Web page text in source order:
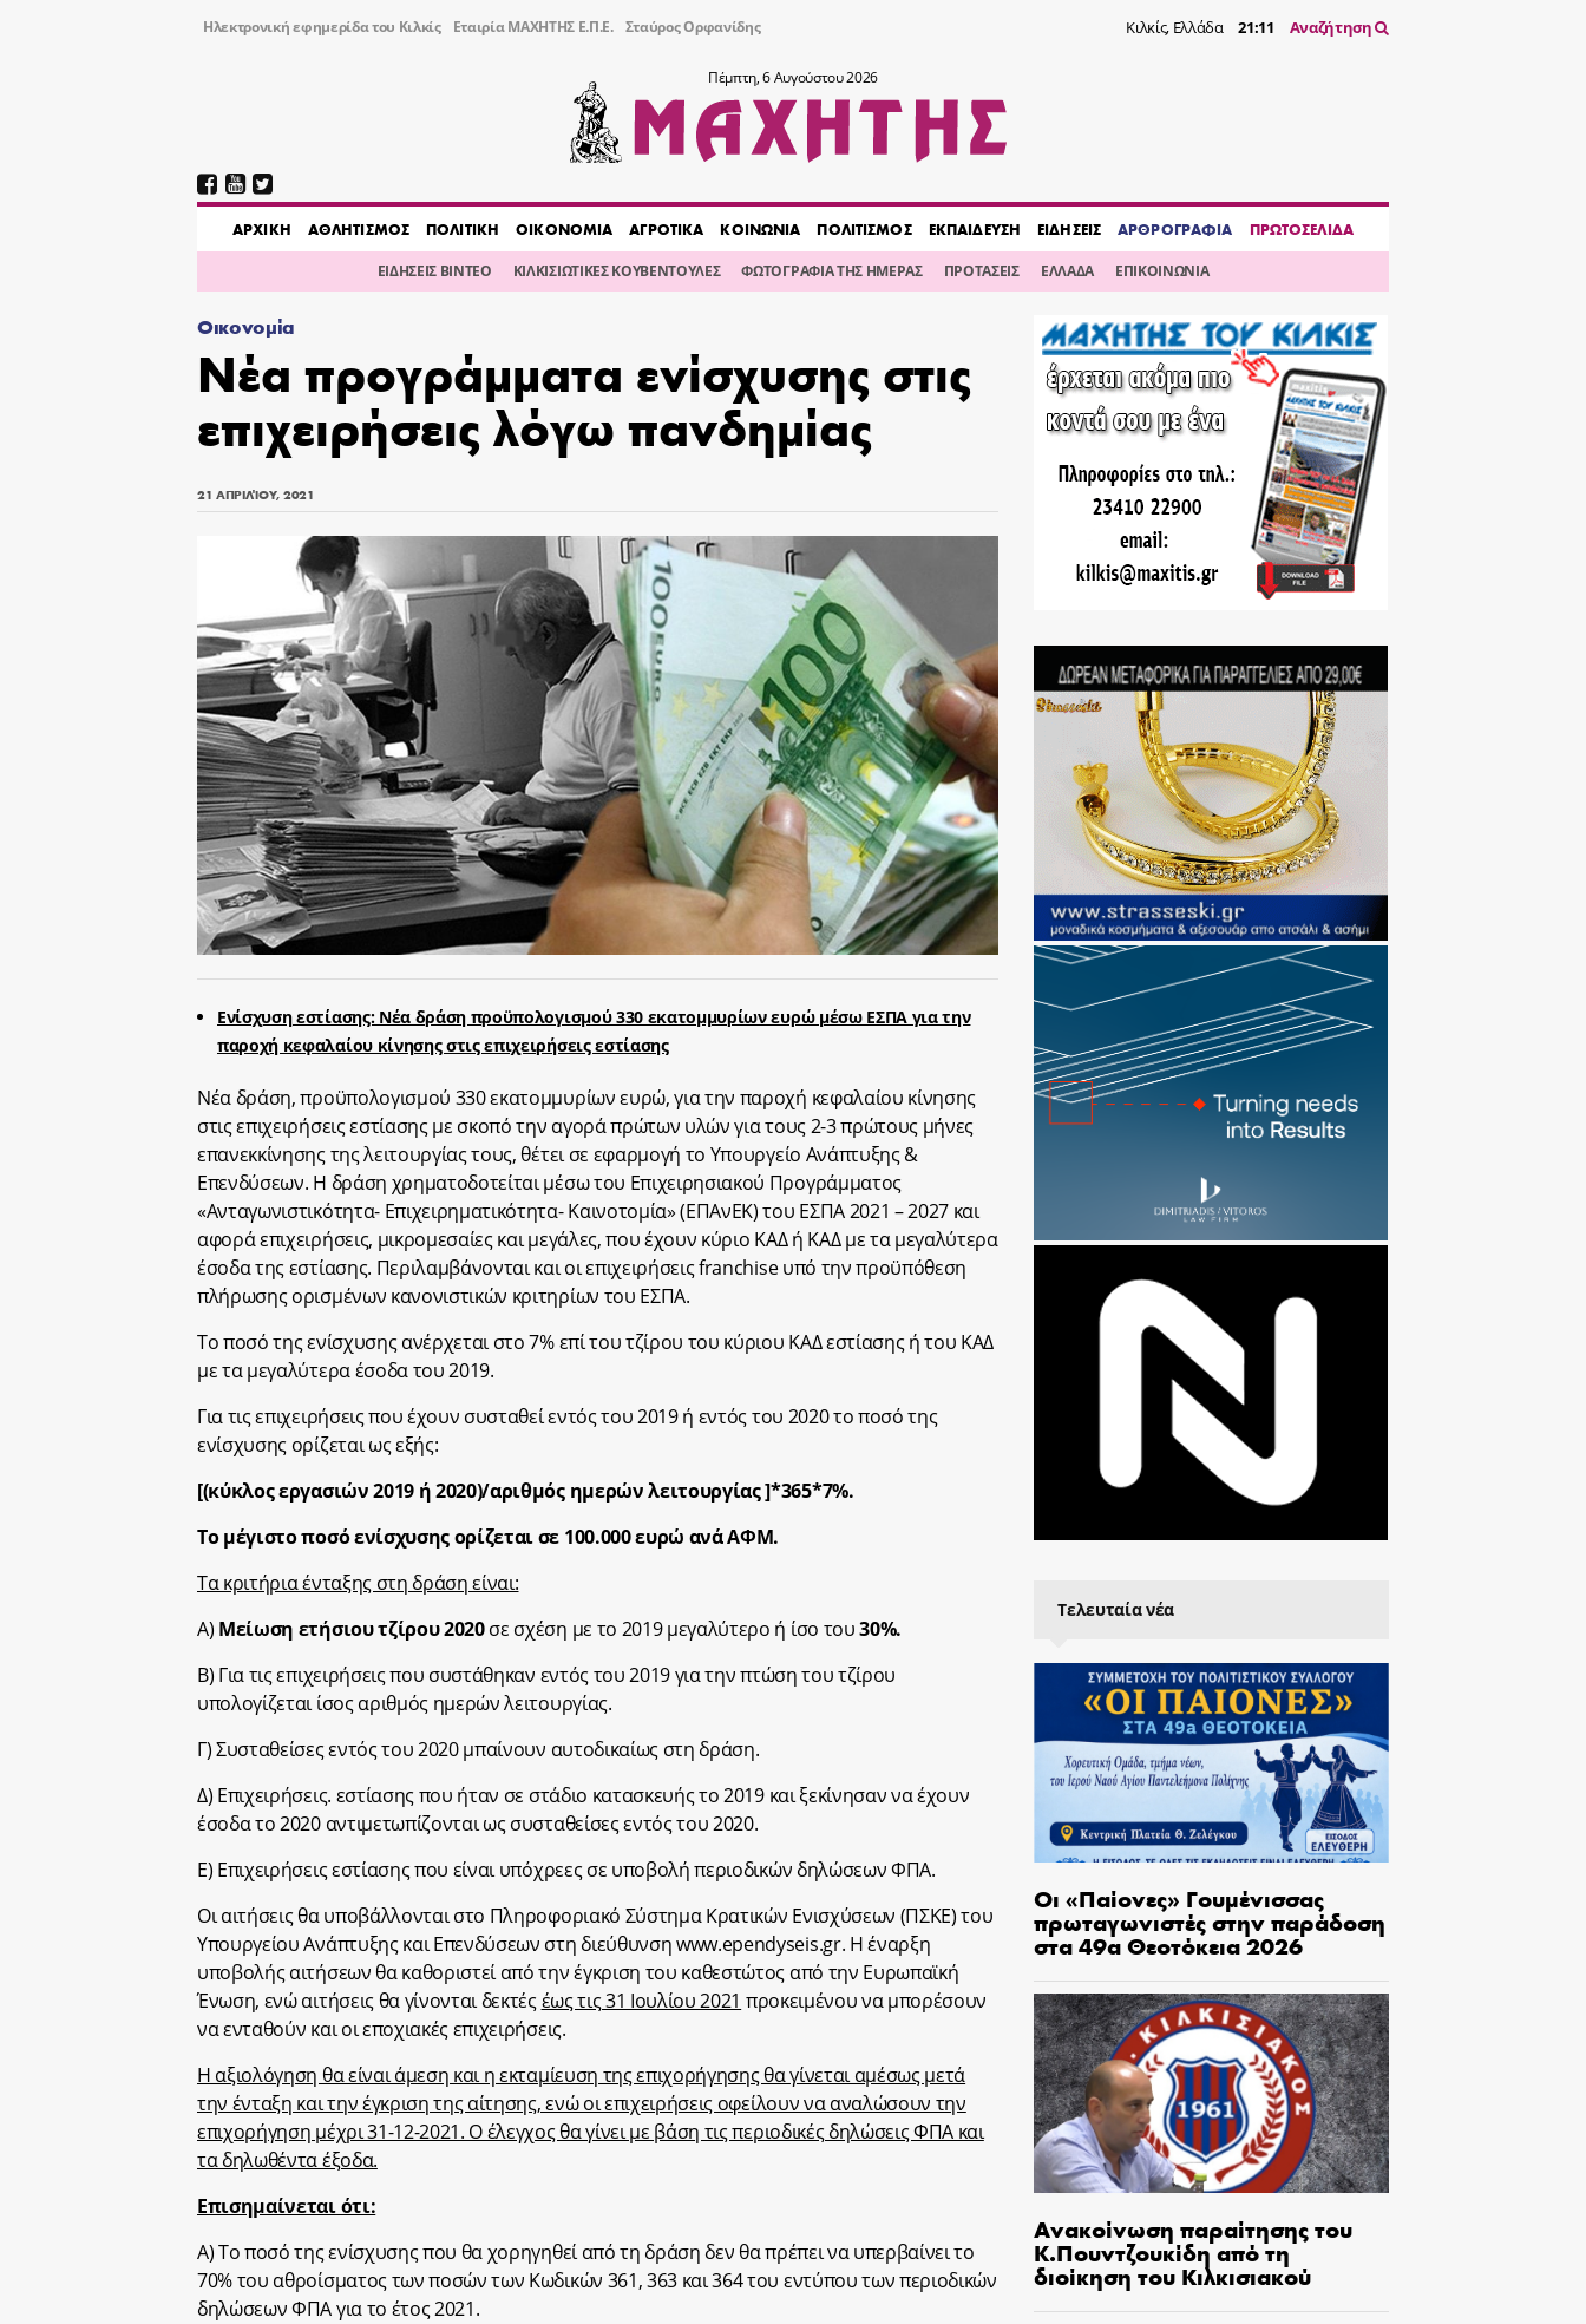
Ηλεκτρονική εφημερίδα του Κιλκίς Εταιρία ΜΑΧΗΤΗΣ Ε.Π.Ε. Σταύρος Ορφανίδης Κιλκίς, Ελλάδα 21:11 Αναζήτηση
Πέμπτη, 6 Αυγούστου 2026
AΡΧΙΚΗ ΑΘΛΗΤΙΣΜΟΣ ΠΟΛΙΤΙΚΗ ΟΙΚΟΝΟΜΙΑ ΑΓΡΟΤΙΚΑ ΚΟΙΝΩΝΙΑ ΠΟΛΙΤΙΣΜΟΣ ΕΚΠΑΙΔΕΥΣΗ ΕΙΔΗΣΕΙΣ ΑΡΘΡΟΓΡΑΦΙΑ ΠΡΩΤΟΣΕΛΙΔΑ
ΕΙΔΗΣΕΙΣ ΒΙΝΤΕΟ ΚΙΛΚΙΣΙΩΤΙΚΕΣ ΚΟΥΒΕΝΤΟΥΛΕΣ ΦΩΤΟΓΡΑΦΙΑ ΤΗΣ ΗΜΕΡΑΣ ΠΡΟΤΑΣΕΙΣ ΕΛΛΑΔΑ ΕΠΙΚΟΙΝΩΝΙΑ
Οικονομία
Νέα προγράμματα ενίσχυσης στις
επιχειρήσεις λόγω πανδημίας
21 ΑΠΡΙΛΊΟΥ, 2021
Ενίσχυση εστίασης: Νέα δράση προϋπολογισμού 330 εκατομμυρίων ευρώ μέσω ΕΣΠΑ για την
παροχή κεφαλαίου κίνησης στις επιχειρήσεις εστίασης
Νέα δράση, προϋπολογισμού 330 εκατομμυρίων ευρώ, για την παροχή κεφαλαίου κίνησης
στις επιχειρήσεις εστίασης με σκοπό την αγορά πρώτων υλών για τους 2-3 πρώτους μήνες
επανεκκίνησης της λειτουργίας τους, θέτει σε εφαρμογή το Υπουργείο Ανάπτυξης &
Επενδύσεων. Η δράση χρηματοδοτείται μέσω του Επιχειρησιακού Προγράμματος
«Ανταγωνιστικότητα- Επιχειρηματικότητα- Καινοτομία» (ΕΠΑνΕΚ) του ΕΣΠΑ 2021 – 2027 και
αφορά επιχειρήσεις, μικρομεσαίες και μεγάλες, που έχουν κύριο ΚΑΔ ή ΚΑΔ με τα μεγαλύτερα
έσοδα της εστίασης. Περιλαμβάνονται και οι επιχειρήσεις franchise υπό την προϋπόθεση
πλήρωσης ορισμένων κανονιστικών κριτηρίων του ΕΣΠΑ.
Το ποσό της ενίσχυσης ανέρχεται στο 7% επί του τζίρου του κύριου ΚΑΔ εστίασης ή του ΚΑΔ
με τα μεγαλύτερα έσοδα του 2019.
Για τις επιχειρήσεις που έχουν συσταθεί εντός του 2019 ή εντός του 2020 το ποσό της
ενίσχυσης ορίζεται ως εξής:
[(κύκλος εργασιών 2019 ή 2020)/αριθμός ημερών λειτουργίας ]*365*7%.
Το μέγιστο ποσό ενίσχυσης ορίζεται σε 100.000 ευρώ ανά ΑΦΜ.
Τα κριτήρια ένταξης στη δράση είναι:
Α) Μείωση ετήσιου τζίρου 2020σε σχέση με το 2019 μεγαλύτερο ή ίσο του30%.
Β) Για τις επιχειρήσεις που συστάθηκαν εντός του 2019 για την πτώση του τζίρου
υπολογίζεται ίσος αριθμός ημερών λειτουργίας.
Γ) Συσταθείσες εντός του 2020 μπαίνουν αυτοδικαίως στη δράση.
Δ) Επιχειρήσεις. εστίασης που ήταν σε στάδιο κατασκευής το 2019 και ξεκίνησαν να έχουν
έσοδα το 2020 αντιμετωπίζονται ως συσταθείσες εντός του 2020.
Ε) Επιχειρήσεις εστίασης που είναι υπόχρεες σε υποβολή περιοδικών δηλώσεων ΦΠΑ.
Οι αιτήσεις θα υποβάλλονται στο Πληροφοριακό Σύστημα Κρατικών Ενισχύσεων (ΠΣΚΕ) του
Υπουργείου Ανάπτυξης και Επενδύσεων στη διεύθυνση www.ependyseis.gr. Η έναρξη
υποβολής αιτήσεων θα καθοριστεί από την έγκριση του καθεστώτος από την Ευρωπαϊκή
Ένωση, ενώ αιτήσεις θα γίνονται δεκτέςέως τις 31 Ιουλίου 2021 προκειμένου να μπορέσουν
να ενταθούν και οι εποχιακές επιχειρήσεις.
Η αξιολόγηση θα είναι άμεση και η εκταμίευση της επιχορήγησης θα γίνεται αμέσως μετά
την ένταξη και την έγκριση της αίτησης, ενώ οι επιχειρήσεις οφείλουν να αναλώσουν την
επιχορήγηση μέχρι 31-12-2021. Ο έλεγχος θα γίνει με βάση τις περιοδικές δηλώσεις ΦΠΑ και
τα δηλωθέντα έξοδα.
Επισημαίνεται ότι:
Α) Το ποσό της ενίσχυσης που θα χορηγηθεί από τη δράση δεν θα πρέπει να υπερβαίνει το
70% του αθροίσματος των ποσών των Κωδικών 361, 363 και 364 του εντύπου των περιοδικών
δηλώσεων ΦΠΑ για το έτος 2021.
Τελευταία νέα
Οι «Παίονες» Γουμένισσας
πρωταγωνιστές στην παράδοση
στα 49α Θεοτόκεια 2026
Ανακοίνωση παραίτησης του
Κ.Πουντζουκίδη από τη
διοίκηση του Κιλκισιακού